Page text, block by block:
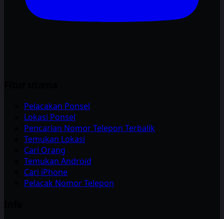
Pelacakan Ponsel
Lokasi Ponsel
Pencarian Nomor Telepon Terbalik
Temukan Lokasi
Cari Orang
Temukan Android
Cari iPhone
Pelacak Nomor Telepon